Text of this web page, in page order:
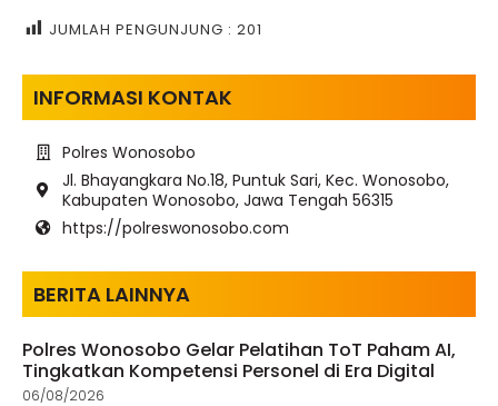
JUMLAH PENGUNJUNG : 201
INFORMASI KONTAK
Polres Wonosobo
Jl. Bhayangkara No.18, Puntuk Sari, Kec. Wonosobo,
Kabupaten Wonosobo, Jawa Tengah 56315
https://polreswonosobo.com
BERITA LAINNYA
Polres Wonosobo Gelar Pelatihan ToT Paham AI,
Tingkatkan Kompetensi Personel di Era Digital
06/08/2026